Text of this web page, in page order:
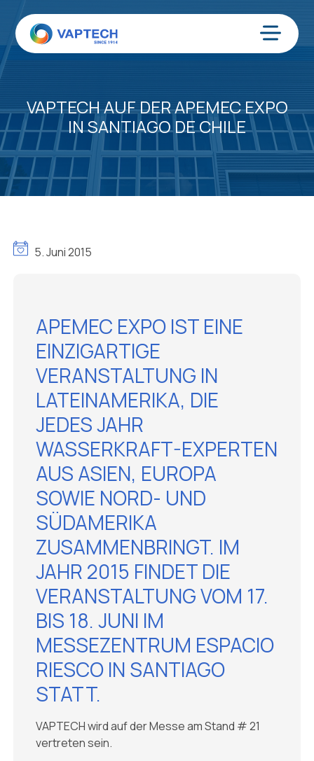
Inhalt
springen
Menü
VAPTECH AUF DER APEMEC EXPO
IN SANTIAGO DE CHILE
5. Juni 2015
APEMEC EXPO IST EINE
EINZIGARTIGE
VERANSTALTUNG IN
LATEINAMERIKA, DIE
JEDES JAHR
WASSERKRAFT-EXPERTEN
AUS ASIEN, EUROPA
SOWIE NORD- UND
SÜDAMERIKA
ZUSAMMENBRINGT. IM
JAHR 2015 FINDET DIE
VERANSTALTUNG VOM 17.
BIS 18. JUNI IM
MESSEZENTRUM ESPACIO
RIESCO IN SANTIAGO
STATT.
VAPTECH wird auf der Messe am Stand # 21
vertreten sein.